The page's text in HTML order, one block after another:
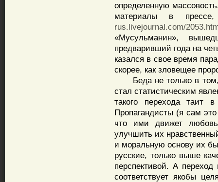
определенную
материалы в
rus.livejournal.com/
«Мусульманин»,
предваривший года на
казался в свое время
скорее, как зловещее
Беда не только в том,
стал статистическим
такого перехода таит
Пропагандисты (я сам
что ими движет
улучшить их
и моральную основу их
русские, только выше
перспективой. А
соответствует якобы